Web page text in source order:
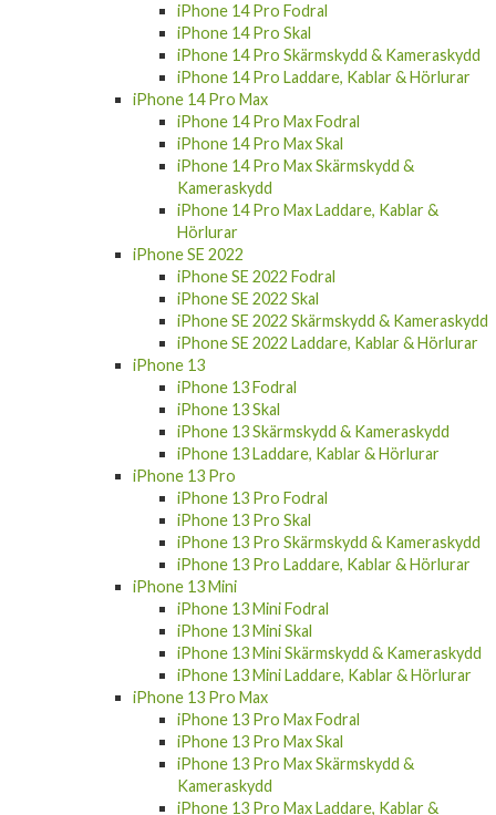
iPhone 14 Pro Fodral
iPhone 14 Pro Skal
iPhone 14 Pro Skärmskydd & Kameraskydd
iPhone 14 Pro Laddare, Kablar & Hörlurar
iPhone 14 Pro Max
iPhone 14 Pro Max Fodral
iPhone 14 Pro Max Skal
iPhone 14 Pro Max Skärmskydd &
Kameraskydd
iPhone 14 Pro Max Laddare, Kablar &
Hörlurar
iPhone SE 2022
iPhone SE 2022 Fodral
iPhone SE 2022 Skal
iPhone SE 2022 Skärmskydd & Kameraskydd
iPhone SE 2022 Laddare, Kablar & Hörlurar
iPhone 13
iPhone 13 Fodral
iPhone 13 Skal
iPhone 13 Skärmskydd & Kameraskydd
iPhone 13 Laddare, Kablar & Hörlurar
iPhone 13 Pro
iPhone 13 Pro Fodral
iPhone 13 Pro Skal
iPhone 13 Pro Skärmskydd & Kameraskydd
iPhone 13 Pro Laddare, Kablar & Hörlurar
iPhone 13 Mini
iPhone 13 Mini Fodral
iPhone 13 Mini Skal
iPhone 13 Mini Skärmskydd & Kameraskydd
iPhone 13 Mini Laddare, Kablar & Hörlurar
iPhone 13 Pro Max
iPhone 13 Pro Max Fodral
iPhone 13 Pro Max Skal
iPhone 13 Pro Max Skärmskydd &
Kameraskydd
iPhone 13 Pro Max Laddare, Kablar &